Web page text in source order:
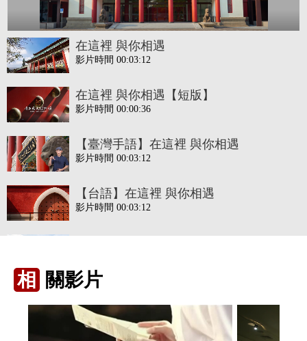
在這裡 與你相遇
影片時間 00:03:12
在這裡 與你相遇【短版】
影片時間 00:00:36
【臺灣手語】在這裡 與你相遇
影片時間 00:03:12
【台語】在這裡 與你相遇
影片時間 00:03:12
【客語(四縣)】在這裡 與你相遇
影片時間 00:03:12
相 關影片